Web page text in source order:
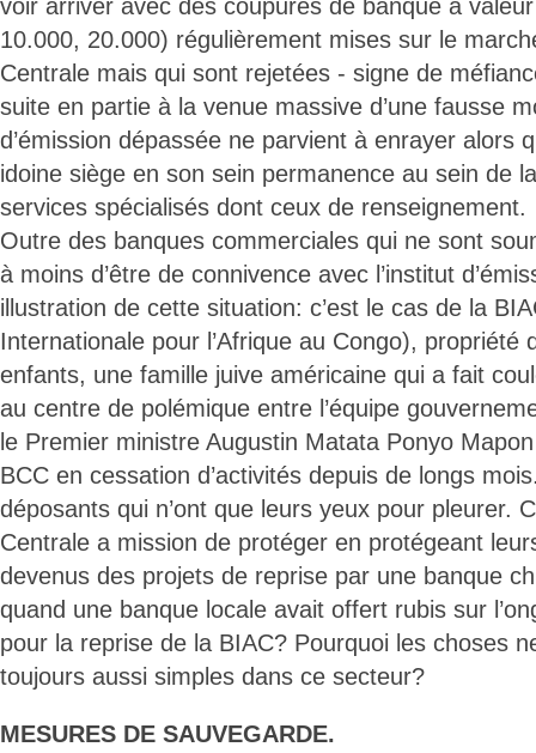
voir arriver avec des coupures de banque à
10.000, 20.000) régulièrement mises sur le
Centrale mais qui sont rejetées - signe de
suite en partie à la venue massive d’une fausse
d’émission dépassée ne parvient à enrayer alors
idoine siège en son sein permanence au sein de
services spécialisés dont ceux de renseignement.
Outre des banques commerciales qui ne sont
à moins d’être de connivence avec l’institut
illustration de cette situation: c’est le cas de la
Internationale pour l’Afrique au Congo), propriété
enfants, une famille juive américaine qui a fait
au centre de polémique entre l’équipe
le Premier ministre Augustin Matata Ponyo
BCC en cessation d’activités depuis de longs
déposants qui n’ont que leurs yeux pour pleurer.
Centrale a mission de protéger en protégeant
devenus des projets de reprise par une banque
quand une banque locale avait offert rubis sur
pour la reprise de la BIAC? Pourquoi les choses
toujours aussi simples dans ce secteur?
MESURES DE SAUVEGARDE.